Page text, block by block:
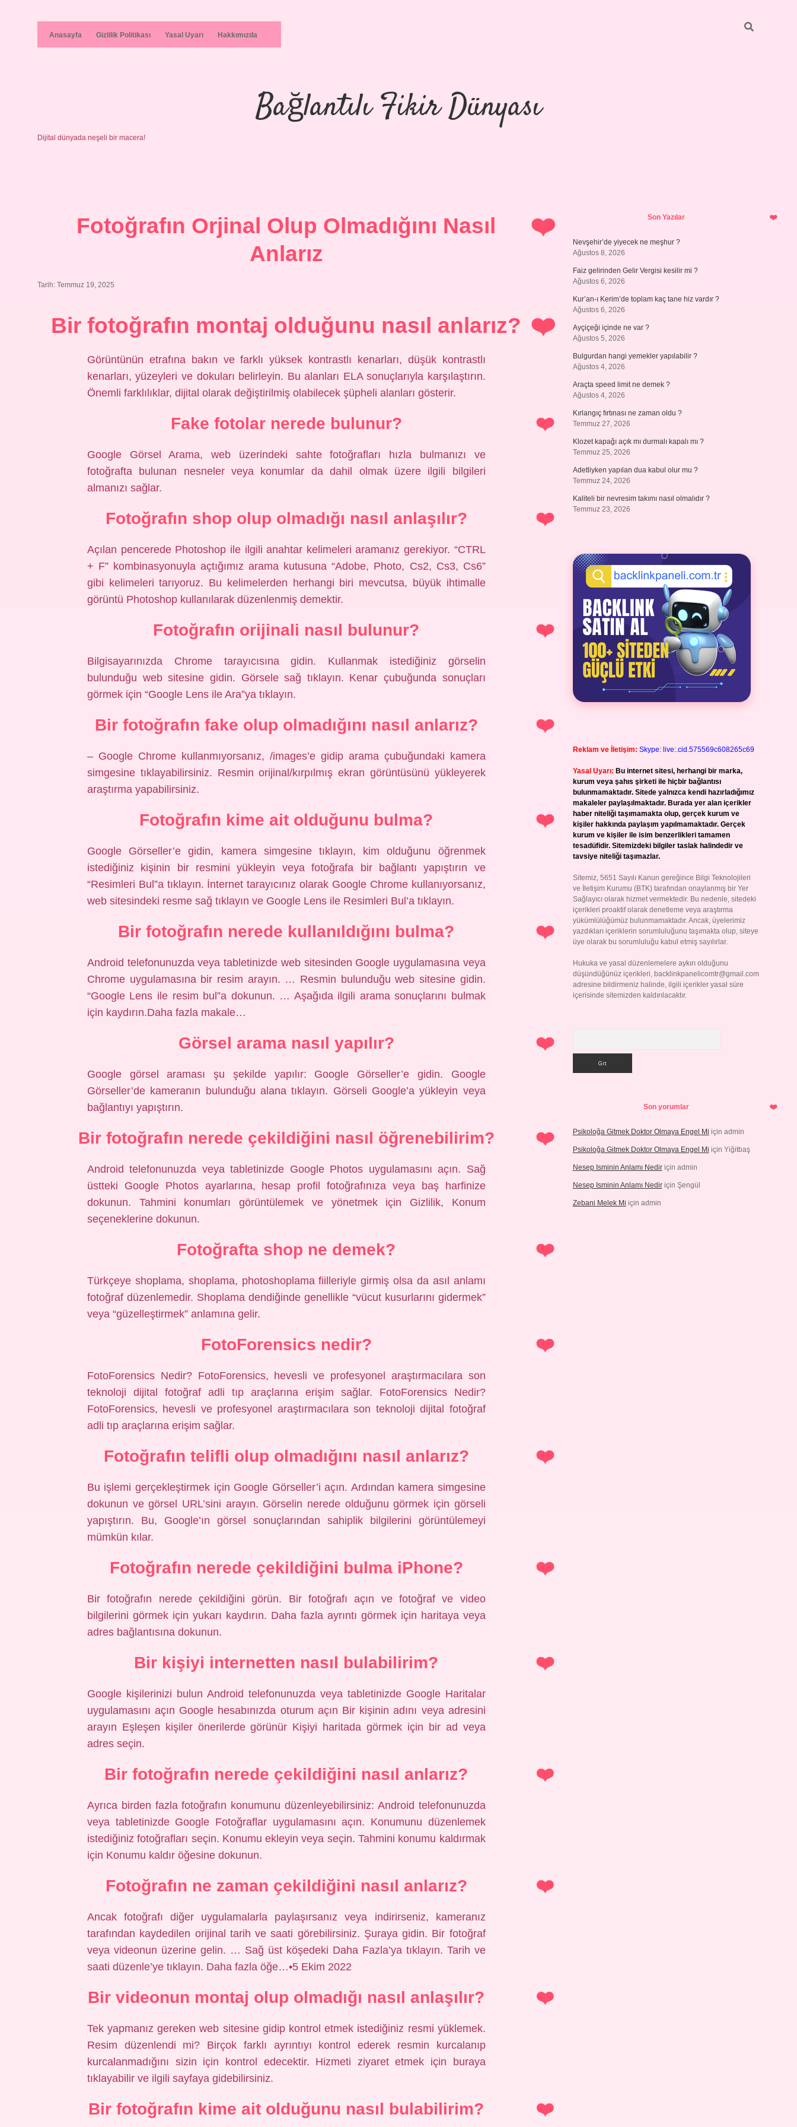
Anasayfa Gizlilik Politikası Yasal Uyarı Hakkımızda
Bağlantılı Fikir Dünyası
Dijital dünyada neşeli bir macera!
Fotoğrafın Orjinal Olup Olmadığını Nasıl
Anlarız
Tarih: Temmuz 19, 2025
Bir fotoğrafın montaj olduğunu nasıl anlarız?
Görüntünün etrafına bakın ve farklı yüksek kontrastlı kenarları, düşük kontrastlı
kenarları, yüzeyleri ve dokuları belirleyin. Bu alanları ELA sonuçlarıyla karşılaştırın.
Önemli farklılıklar, dijital olarak değiştirilmiş olabilecek şüpheli alanları gösterir.
Fake fotolar nerede bulunur?
Google Görsel Arama, web üzerindeki sahte fotoğrafları hızla bulmanızı ve
fotoğrafta bulunan nesneler veya konumlar da dahil olmak üzere ilgili bilgileri
almanızı sağlar.
Fotoğrafın shop olup olmadığı nasıl anlaşılır?
Açılan pencerede Photoshop ile ilgili anahtar kelimeleri aramanız gerekiyor. “CTRL
+ F” kombinasyonuyla açtığımız arama kutusuna “Adobe, Photo, Cs2, Cs3, Cs6”
gibi kelimeleri tarıyoruz. Bu kelimelerden herhangi biri mevcutsa, büyük ihtimalle
görüntü Photoshop kullanılarak düzenlenmiş demektir.
Fotoğrafın orijinali nasıl bulunur?
Bilgisayarınızda Chrome tarayıcısına gidin. Kullanmak istediğiniz görselin
bulunduğu web sitesine gidin. Görsele sağ tıklayın. Kenar çubuğunda sonuçları
görmek için “Google Lens ile Ara”ya tıklayın.
Bir fotoğrafın fake olup olmadığını nasıl anlarız?
– Google Chrome kullanmıyorsanız, /images’e gidip arama çubuğundaki kamera
simgesine tıklayabilirsiniz. Resmin orijinal/kırpılmış ekran görüntüsünü yükleyerek
araştırma yapabilirsiniz.
Fotoğrafın kime ait olduğunu bulma?
Google Görseller’e gidin, kamera simgesine tıklayın, kim olduğunu öğrenmek
istediğiniz kişinin bir resmini yükleyin veya fotoğrafa bir bağlantı yapıştırın ve
“Resimleri Bul”a tıklayın. İnternet tarayıcınız olarak Google Chrome kullanıyorsanız,
web sitesindeki resme sağ tıklayın ve Google Lens ile Resimleri Bul’a tıklayın.
Bir fotoğrafın nerede kullanıldığını bulma?
Android telefonunuzda veya tabletinizde web sitesinden Google uygulamasına veya
Chrome uygulamasına bir resim arayın. … Resmin bulunduğu web sitesine gidin.
“Google Lens ile resim bul”a dokunun. … Aşağıda ilgili arama sonuçlarını bulmak
için kaydırın.Daha fazla makale…
Görsel arama nasıl yapılır?
Google görsel araması şu şekilde yapılır: Google Görseller’e gidin. Google
Görseller’de kameranın bulunduğu alana tıklayın. Görseli Google’a yükleyin veya
bağlantıyı yapıştırın.
Bir fotoğrafın nerede çekildiğini nasıl öğrenebilirim?
Android telefonunuzda veya tabletinizde Google Photos uygulamasını açın. Sağ
üstteki Google Photos ayarlarına, hesap profil fotoğrafınıza veya baş harfinize
dokunun. Tahmini konumları görüntülemek ve yönetmek için Gizlilik, Konum
seçeneklerine dokunun.
Fotoğrafta shop ne demek?
Türkçeye shoplama, shoplama, photoshoplama fiilleriyle girmiş olsa da asıl anlamı
fotoğraf düzenlemedir. Shoplama dendiğinde genellikle “vücut kusurlarını gidermek”
veya “güzelleştirmek” anlamına gelir.
FotoForensics nedir?
FotoForensics Nedir? FotoForensics, hevesli ve profesyonel araştırmacılara son
teknoloji dijital fotoğraf adli tıp araçlarına erişim sağlar. FotoForensics Nedir?
FotoForensics, hevesli ve profesyonel araştırmacılara son teknoloji dijital fotoğraf
adli tıp araçlarına erişim sağlar.
Fotoğrafın telifli olup olmadığını nasıl anlarız?
Bu işlemi gerçekleştirmek için Google Görseller’i açın. Ardından kamera simgesine
dokunun ve görsel URL’sini arayın. Görselin nerede olduğunu görmek için görseli
yapıştırın. Bu, Google’ın görsel sonuçlarından sahiplik bilgilerini görüntülemeyi
mümkün kılar.
Fotoğrafın nerede çekildiğini bulma iPhone?
Bir fotoğrafın nerede çekildiğini görün. Bir fotoğrafı açın ve fotoğraf ve video
bilgilerini görmek için yukarı kaydırın. Daha fazla ayrıntı görmek için haritaya veya
adres bağlantısına dokunun.
Bir kişiyi internetten nasıl bulabilirim?
Google kişilerinizi bulun Android telefonunuzda veya tabletinizde Google Haritalar
uygulamasını açın Google hesabınızda oturum açın Bir kişinin adını veya adresini
arayın Eşleşen kişiler önerilerde görünür Kişiyi haritada görmek için bir ad veya
adres seçin.
Bir fotoğrafın nerede çekildiğini nasıl anlarız?
Ayrıca birden fazla fotoğrafın konumunu düzenleyebilirsiniz: Android telefonunuzda
veya tabletinizde Google Fotoğraflar uygulamasını açın. Konumunu düzenlemek
istediğiniz fotoğrafları seçin. Konumu ekleyin veya seçin. Tahmini konumu kaldırmak
için Konumu kaldır öğesine dokunun.
Fotoğrafın ne zaman çekildiğini nasıl anlarız?
Ancak fotoğrafı diğer uygulamalarla paylaşırsanız veya indirirseniz, kameranız
tarafından kaydedilen orijinal tarih ve saati görebilirsiniz. Şuraya gidin. Bir fotoğraf
veya videonun üzerine gelin. … Sağ üst köşedeki Daha Fazla’ya tıklayın. Tarih ve
saati düzenle’ye tıklayın. Daha fazla öğe…•5 Ekim 2022
Bir videonun montaj olup olmadığı nasıl anlaşılır?
Tek yapmanız gereken web sitesine gidip kontrol etmek istediğiniz resmi yüklemek.
Resim düzenlendi mi? Birçok farklı ayrıntıyı kontrol ederek resmin kurcalanıp
kurcalanmadığını sizin için kontrol edecektir. Hizmeti ziyaret etmek için buraya
tıklayabilir ve ilgili sayfaya gidebilirsiniz.
Bir fotoğrafın kime ait olduğunu nasıl bulabilirim?
SidebarSon Yazılar
Nevşehir’de yiyecek ne meşhur ?
Ağustos 8, 2026
Faiz gelirinden Gelir Vergisi kesilir mi ?
Ağustos 6, 2026
Kur’an-ı Kerim’de toplam kaç tane hiz vardır ?
Ağustos 6, 2026
Ayçiçeği içinde ne var ?
Ağustos 5, 2026
Bulgurdan hangi yemekler yapılabilir ?
Ağustos 4, 2026
Araçta speed limit ne demek ?
Ağustos 4, 2026
Kırlangıç fırtınası ne zaman oldu ?
Temmuz 27, 2026
Klozet kapağı açık mı durmalı kapalı mı ?
Temmuz 25, 2026
Adetliyken yapılan dua kabul olur mu ?
Temmuz 24, 2026
Kaliteli bir nevresim takımı nasıl olmalıdır ?
Temmuz 23, 2026
Reklam ve İletişim: Skype: live:.cid.575569c608265c69
Yasal Uyarı: Bu internet sitesi, herhangi bir marka,
kurum veya şahıs şirketi ile hiçbir bağlantısı
bulunmamaktadır. Sitede yalnızca kendi hazırladığımız
makaleler paylaşılmaktadır. Burada yer alan içerikler
haber niteliği taşımamakta olup, gerçek kurum ve
kişiler hakkında paylaşım yapılmamaktadır. Gerçek
kurum ve kişiler ile isim benzerlikleri tamamen
tesadüfidir. Sitemizdeki bilgiler taslak halindedir ve
tavsiye niteliği taşımazlar.
Sitemiz, 5651 Sayılı Kanun gereğince Bilgi Teknolojileri
ve İletişim Kurumu (BTK) tarafından onaylanmış bir Yer
Sağlayıcı olarak hizmet vermektedir. Bu nedenle, sitedeki
içerikleri proaktif olarak denetleme veya araştırma
yükümlülüğümüz bulunmamaktadır. Ancak, üyelerimiz
yazdıkları içeriklerin sorumluluğunu taşımakta olup, siteye
üye olarak bu sorumluluğu kabul etmiş sayılırlar.
Hukuka ve yasal düzenlemelere aykırı olduğunu
düşündüğünüz içerikleri, backlinkpanelicomtr@gmail.com
adresine bildirmeniz halinde, ilgili içerikler yasal süre
içerisinde sitemizden kaldırılacaktır.
Son yorumlar
Psikoloğa Gitmek Doktor Olmaya Engel Mi için admin
Psikoloğa Gitmek Doktor Olmaya Engel Mi için Yiğitbaş
Nesep Isminin Anlamı Nediriçin admin
Nesep Isminin Anlamı Nediriçin Şengül
Zebani Melek Mi için admin